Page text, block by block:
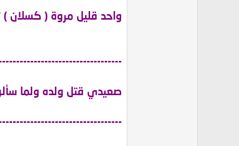
واحد قليل مروة ( كسلان
صعيدي قتل ولده ولما